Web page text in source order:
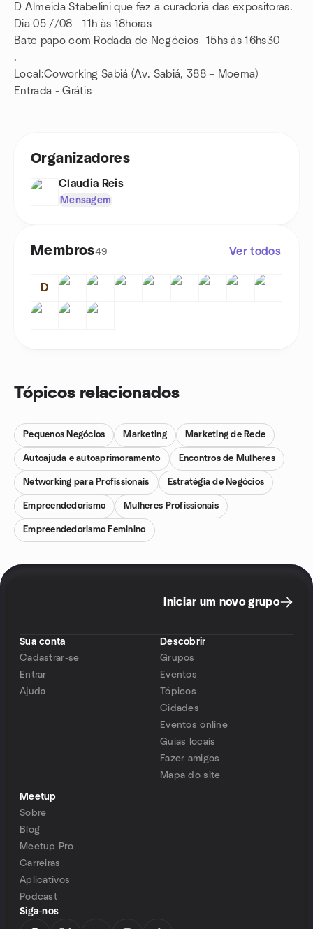
D Almeida Stabelini que fez a curadoria das expositoras.
Dia 05 //08 - 11h às 18horas
Bate papo com Rodada de Negócios- 15hs às 16hs30
.
Local:Coworking Sabiá (Av. Sabiá, 388 – Moema)
Entrada - Grátis
Organizadores
Claudia Reis
Mensagem
Membros49 Ver todos
D
Tópicos relacionados
Pequenos Negócios Marketing Marketing de Rede
Autoajuda e autoaprimoramento Encontros de Mulheres
Networking para Profissionais Estratégia de Negócios
Empreendedorismo Mulheres Profissionais
Empreendedorismo Feminino
Iniciar um novo grupo
Sua conta
Cadastrar-se
Entrar
Ajuda
Descobrir
Grupos
Eventos
Tópicos
Cidades
Eventos online
Guias locais
Fazer amigos
Mapa do site
Meetup
Sobre
Blog
Meetup Pro
Carreiras
Aplicativos
Podcast
Siga-nos